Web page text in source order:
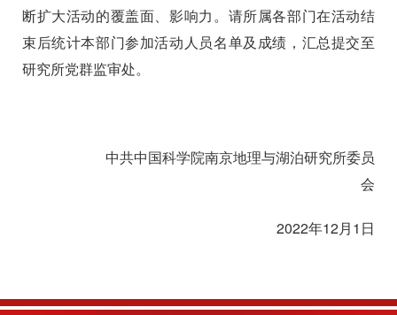
断扩大活动的覆盖面、影响力。请所属各部门在活动结
束后统计本部门参加活动人员名单及成绩，汇总提交至
研究所党群监审处。
中共中国科学院南京地理与湖泊研究所委员
会
2022年12月1 日